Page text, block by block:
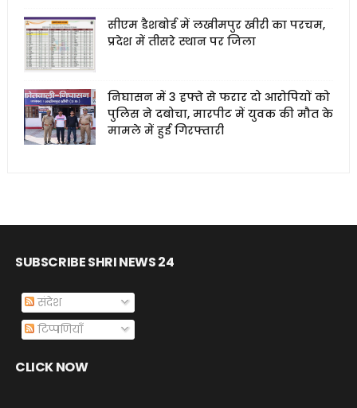
सीएम डैशबोर्ड में लखीमपुर खीरी का परचम,
प्रदेश में तीसरे स्थान पर जिला
निघासन में 3 हफ्ते से फरार दो आरोपियों को
पुलिस ने दबोचा, मारपीट में युवक की मौत के
मामले में हुई गिरफ्तारी
SUBSCRIBE SHRI NEWS 24
संदेश
टिप्पणियाँ
CLICK NOW